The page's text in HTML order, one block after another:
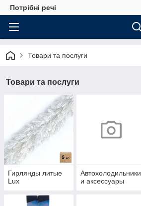
Потрібні речі
Товари та послуги
Товари та послуги
Гирлянды литые
Lux
Автохолодильники
и аксессуары